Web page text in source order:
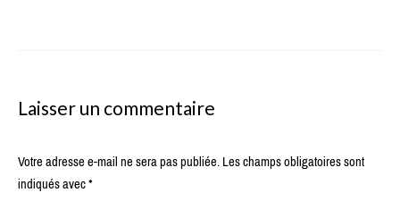
Laisser un commentaire
Votre adresse e-mail ne sera pas publiée.Les champs obligatoires sont
indiqués avec*